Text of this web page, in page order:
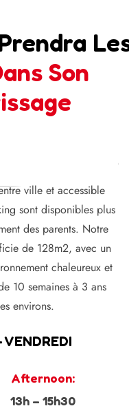
Son
ville et accessible
sont disponibles plus
des parents. Notre
de 128m2, avec un
chaleureux et
10 semaines à 3 ans
environs.
VENDREDI
Afternoon:
13h – 15h30